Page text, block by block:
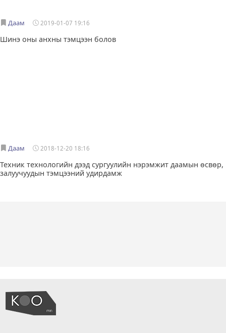
Даам 2019-01-07 19:16
Шинэ оны анхны тэмцээн болов
Даам 2018-12-20 18:16
Техник технологийн дээд сургуулийн нэрэмжит даамын өсвөр,
залуучуудын тэмцээний удирдамж